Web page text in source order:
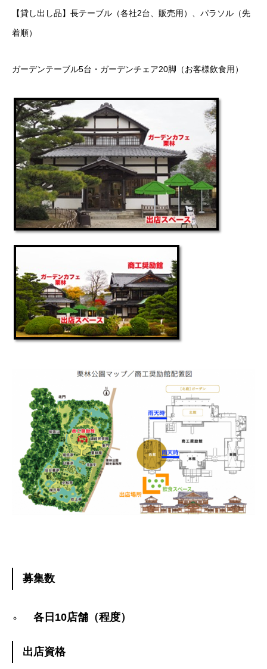
【貸し出し品】長テーブル（各社2台、販売用）、パラソル（先
着順）
ガーデンテーブル5台・ガーデンチェア20脚（お客様飲食用）
募集数
各日10店舗（程度）
出店資格